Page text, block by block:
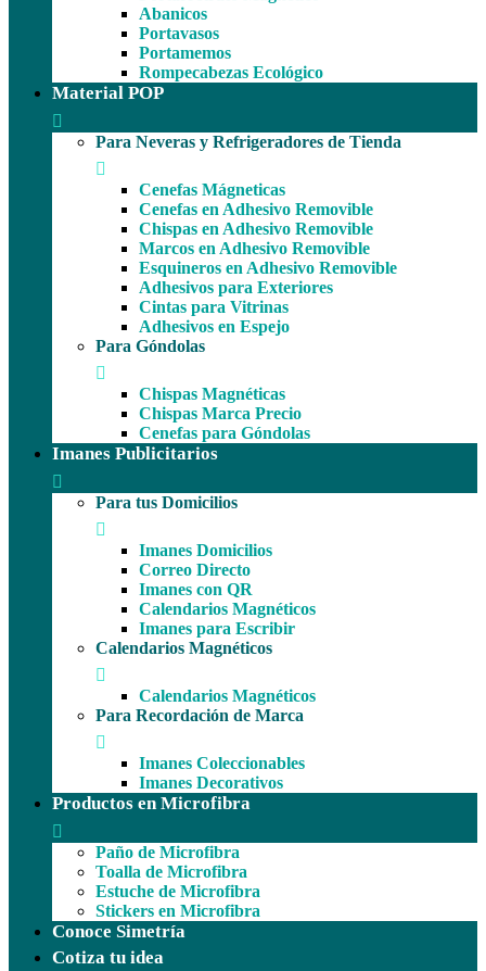
Abanicos
Portavasos
Portamemos
Rompecabezas Ecológico
Material POP
Para Neveras y Refrigeradores de Tienda
Cenefas Mágneticas
Cenefas en Adhesivo Removible
Chispas en Adhesivo Removible
Marcos en Adhesivo Removible
Esquineros en Adhesivo Removible
Adhesivos para Exteriores
Cintas para Vitrinas
Adhesivos en Espejo
Para Góndolas
Chispas Magnéticas
Chispas Marca Precio
Cenefas para Góndolas
Imanes Publicitarios
Para tus Domicilios
Imanes Domicilios
Correo Directo
Imanes con QR
Calendarios Magnéticos
Imanes para Escribir
Calendarios Magnéticos
Calendarios Magnéticos
Para Recordación de Marca
Imanes Coleccionables
Imanes Decorativos
Productos en Microfibra
Paño de Microfibra
Toalla de Microfibra
Estuche de Microfibra
Stickers en Microfibra
Conoce Simetría
Cotiza tu idea